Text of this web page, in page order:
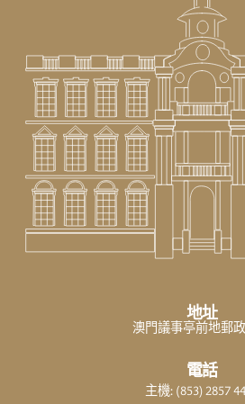
地址
澳門議事亭前地郵
電話
主機: (853) 2857